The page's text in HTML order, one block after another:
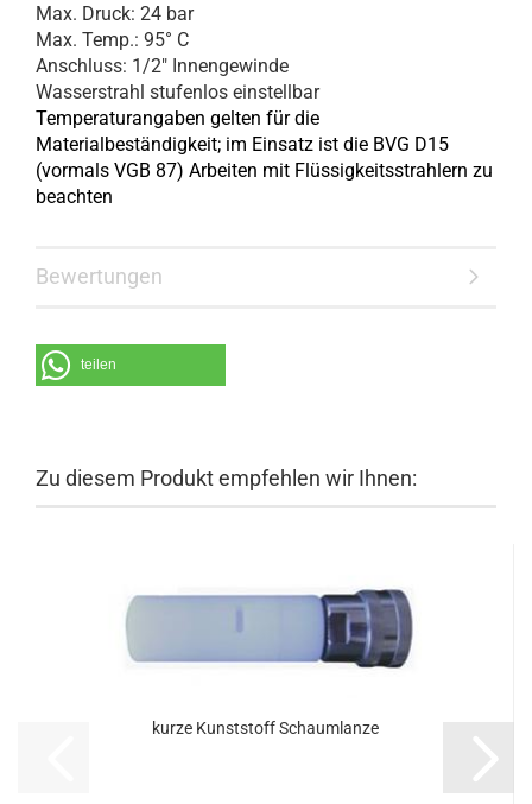
Max. Druck: 24 bar
Max. Temp.: 95° C
Anschluss: 1/2" Innengewinde
Wasserstrahl stufenlos einstellbar
Temperaturangaben gelten für die
Materialbeständigkeit; im Einsatz ist die BVG D15
(vormals VGB 87) Arbeiten mit Flüssigkeitsstrahlern zu
beachten
Bewertungen
teilen
Zu diesem Produkt empfehlen wir Ihnen:
kurze Kunststoff Schaumlanze